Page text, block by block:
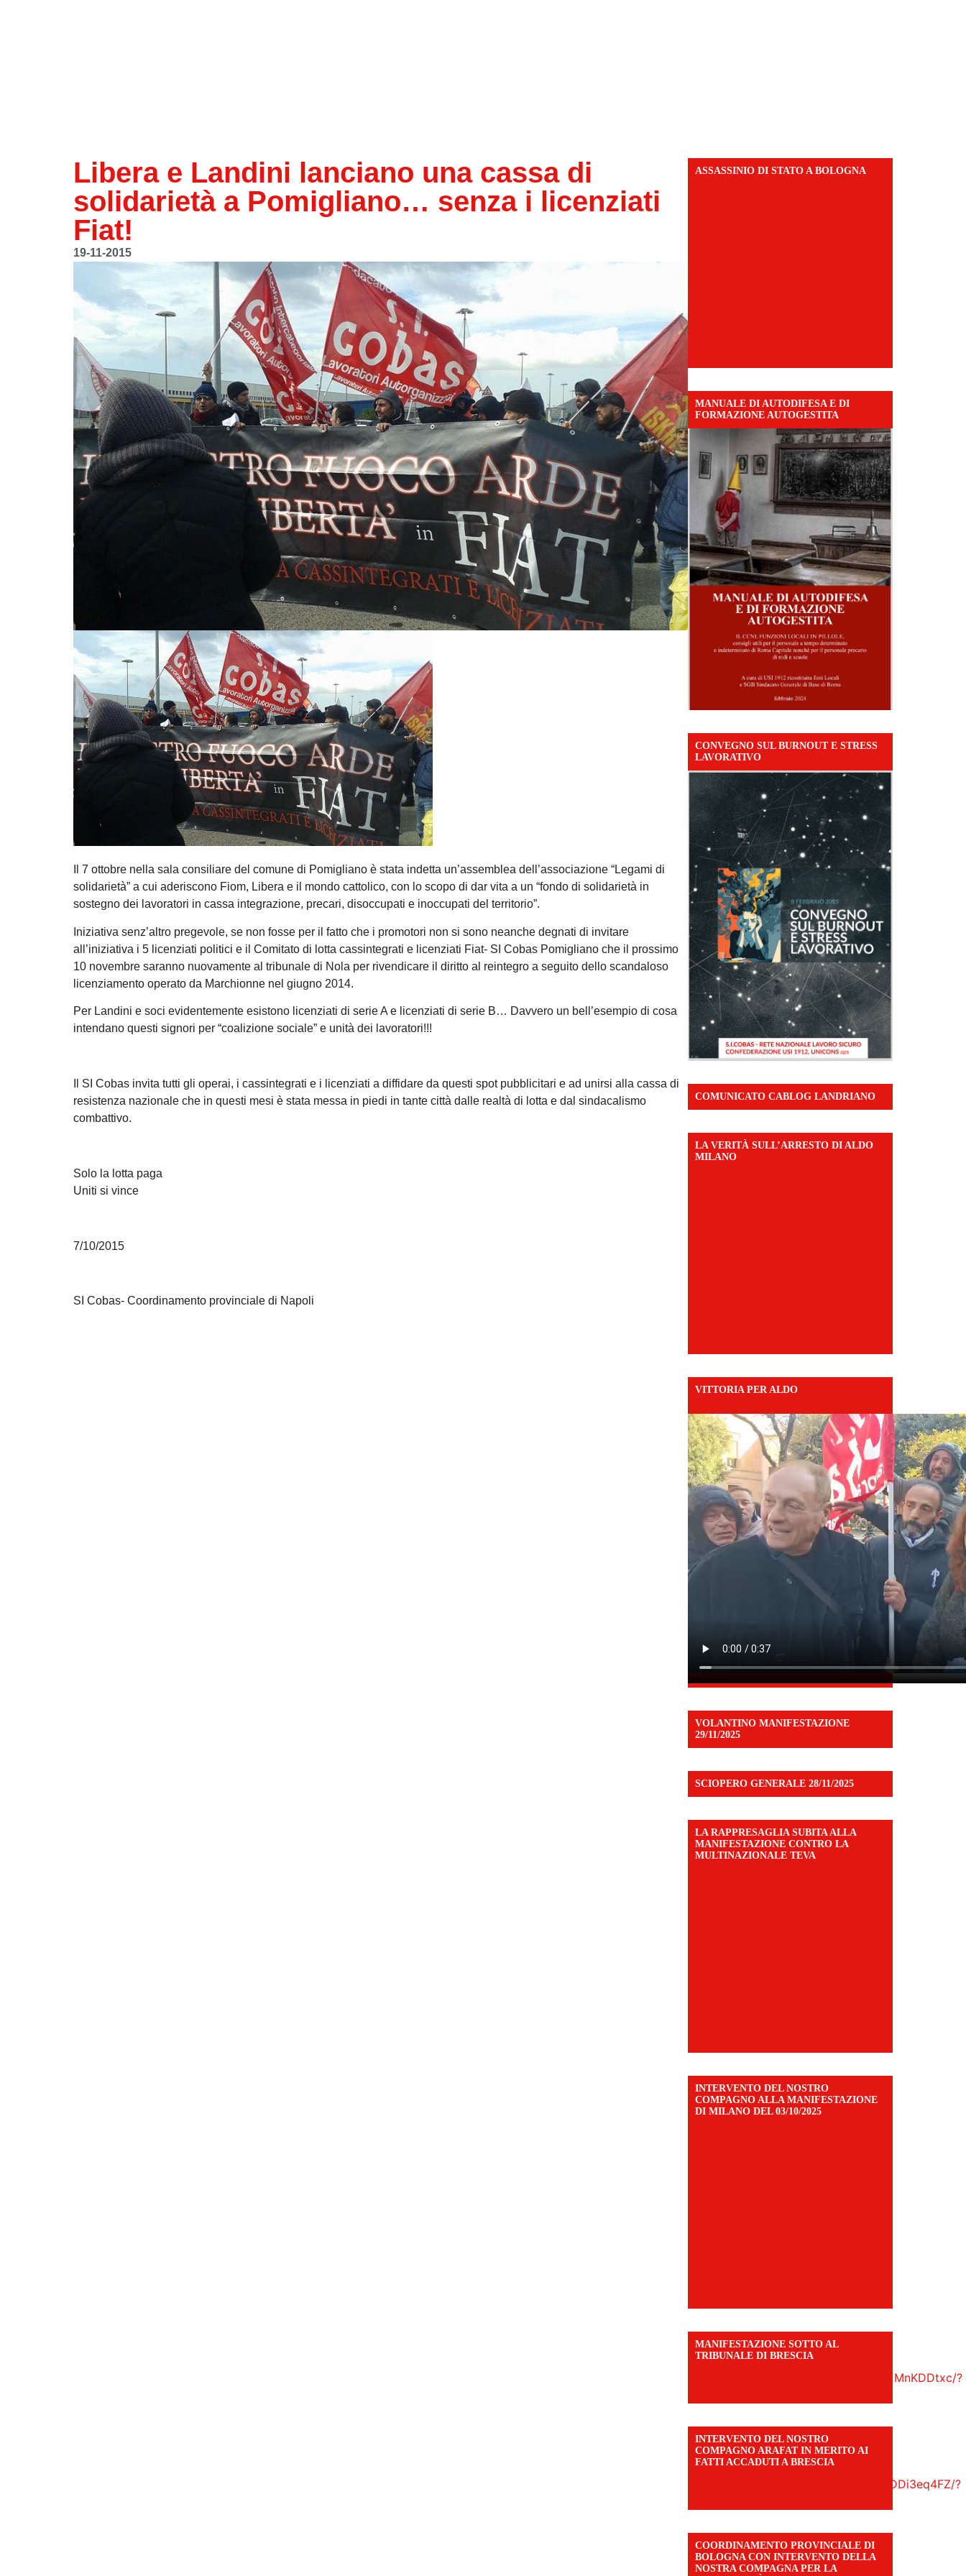
Libera e Landini lanciano una cassa di
solidarietà a Pomigliano… senza i licenziati
Fiat!
19-11-2015
Il 7 ottobre nella sala consiliare del comune di Pomigliano è stata indetta un’assemblea dell’associazione “Legami di
solidarietà” a cui aderiscono Fiom, Libera e il mondo cattolico, con lo scopo di dar vita a un “fondo di solidarietà in
sostegno dei lavoratori in cassa integrazione, precari, disoccupati e inoccupati del territorio”.
Iniziativa senz’altro pregevole, se non fosse per il fatto che i promotori non si sono neanche degnati di invitare
all’iniziativa i 5 licenziati politici e il Comitato di lotta cassintegrati e licenziati Fiat- SI Cobas Pomigliano che il prossimo
10 novembre saranno nuovamente al tribunale di Nola per rivendicare il diritto al reintegro a seguito dello scandaloso
licenziamento operato da Marchionne nel giugno 2014.
Per Landini e soci evidentemente esistono licenziati di serie A e licenziati di serie B… Davvero un bell’esempio di cosa
intendano questi signori per “coalizione sociale” e unità dei lavoratori!!!
Il SI Cobas invita tutti gli operai, i cassintegrati e i licenziati a diffidare da questi spot pubblicitari e ad unirsi alla cassa di
resistenza nazionale che in questi mesi è stata messa in piedi in tante città dalle realtà di lotta e dal sindacalismo
combattivo.
Solo la lotta paga
Uniti si vince
7/10/2015
SI Cobas- Coordinamento provinciale di Napoli
ASSASSINIO DI STATO A BOLOGNA
MANUALE DI AUTODIFESA E DI
FORMAZIONE AUTOGESTITA
CONVEGNO SUL BURNOUT E STRESS
LAVORATIVO
COMUNICATO CABLOG LANDRIANO
LA VERITÀ SULL’ARRESTO DI ALDO
MILANO
VITTORIA PER ALDO
VOLANTINO MANIFESTAZIONE
29/11/2025
SCIOPERO GENERALE 28/11/2025
LA RAPPRESAGLIA SUBITA ALLA
MANIFESTAZIONE CONTRO LA
MULTINAZIONALE TEVA
INTERVENTO DEL NOSTRO
COMPAGNO ALLA MANIFESTAZIONE
DI MILANO DEL 03/10/2025
MANIFESTAZIONE SOTTO AL
TRIBUNALE DI BRESCIA
https://www.facebook.com/share/r/1EMnKDDtxc/?
INTERVENTO DEL NOSTRO
COMPAGNO ARAFAT IN MERITO AI
FATTI ACCADUTI A BRESCIA
https://www.facebook.com/share/v/1DDi3eq4FZ/?
COORDINAMENTO PROVINCIALE DI
BOLOGNA CON INTERVENTO DELLA
NOSTRA COMPAGNA PER LA